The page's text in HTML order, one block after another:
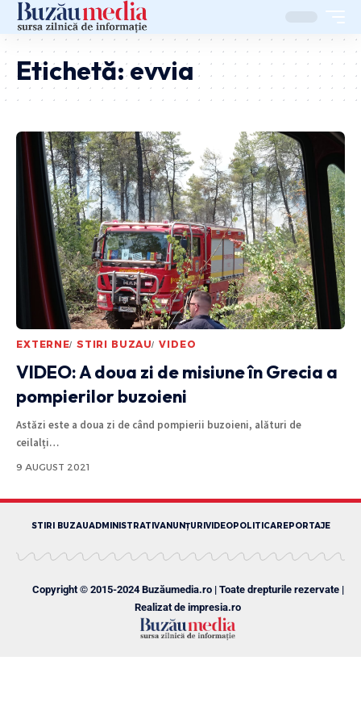
Etichetă:evvia
EXTERNE STIRI BUZAU VIDEO
VIDEO: A doua zi de misiune în Grecia a
pompierilor buzoieni
Astăzi este a doua zi de când pompierii buzoieni, alături de
ceilalți…
9 AUGUST 2021
STIRI BUZAUADMINISTRATIVANUNȚURIVIDEOPOLITICAREPORTAJE
Copyright © 2015-2024 Buzăumedia.ro | Toate drepturile rezervate |
Realizat de impresia.ro